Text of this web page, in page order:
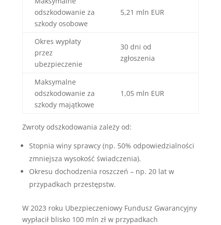
odszkodowanie za
szkody osobowe
5,21 mln EUR
Okres wypłaty
przez
ubezpieczenie
30 dni od
zgłoszenia
Maksymalne
odszkodowanie za
szkody majątkowe
1,05 mln EUR
Zwroty odszkodowania zależy od:
Stopnia winy sprawcy (np. 50% odpowiedzialności
zmniejsza wysokość świadczenia).
Okresu dochodzenia roszczeń – np. 20 lat w
przypadkach przestępstw.
W 2023 roku Ubezpieczeniowy Fundusz Gwarancyjny
wypłacił blisko 100 mln zł w przypadkach